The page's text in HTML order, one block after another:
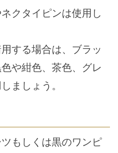
クタイピンは使用し
する場合は、ブラッ
や紺色、茶色、グレ
ましょう。
もしくは黒のワンピ